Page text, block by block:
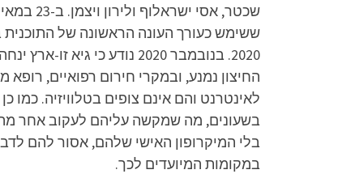
2020. בנובמבר 2020
החיצון נמנע, ובמקרי חירום רפואיים,
לאינטרנט והם אינם צופים בטלוויזיה. כמו
בשעונים, מה שמקשה עליהם לעקוב אחר
בלי המיקרופון האישי שלהם, אסור להם
במקומות המיועדים לכך.